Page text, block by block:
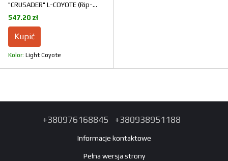
"CRUSADER" L-COYOTE (Rip-
Stop)
547.20 zł
Kupić
Kolor Light Coyote
+380976168845 +380938951188
Informacje kontaktowe
Pełna wersja strony